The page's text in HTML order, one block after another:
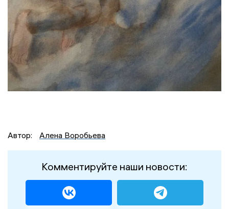
Автор: Алена Воробьева
Комментируйте наши новости: